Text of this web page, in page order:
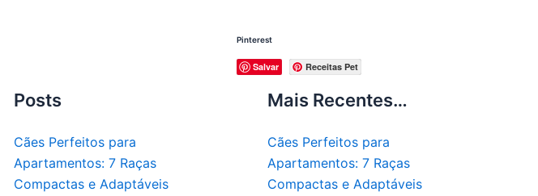
Pinterest
Salvar Receitas Pet
Posts
Cães Perfeitos para
Apartamentos: 7 Raças
Compactas e Adaptáveis
Mais Recentes…
Cães Perfeitos para
Apartamentos: 7 Raças
Compactas e Adaptáveis